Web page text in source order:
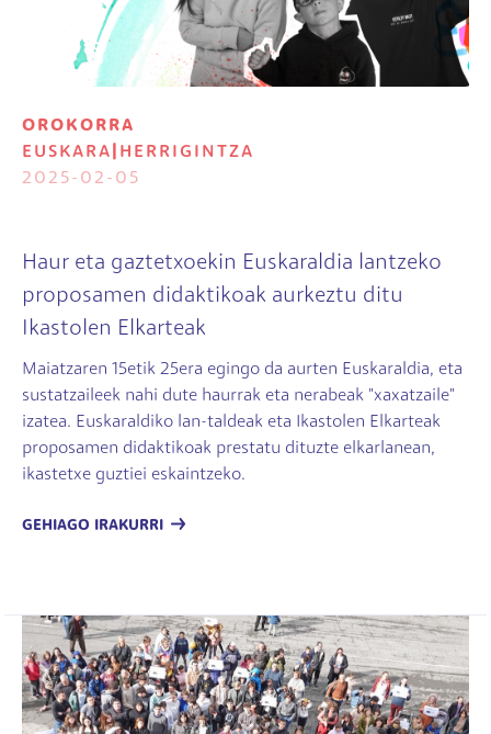
OROKORRA
EUSKARA
HERRIGINTZA
2025-02-05
Haur eta gaztetxoekin Euskaraldia lantzeko
proposamen didaktikoak aurkeztu ditu
Ikastolen Elkarteak
Maiatzaren 15etik 25era egingo da aurten Euskaraldia, eta
sustatzaileek nahi dute haurrak eta nerabeak "xaxatzaile"
izatea. Euskaraldiko lan-taldeak eta Ikastolen Elkarteak
proposamen didaktikoak prestatu dituzte elkarlanean,
ikastetxe guztiei eskaintzeko.
GEHIAGO IRAKURRI
Irudia